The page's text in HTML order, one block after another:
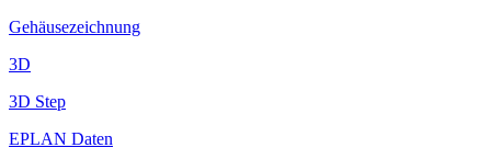
Gehäusezeichnung
3D
3D Step
EPLAN Daten